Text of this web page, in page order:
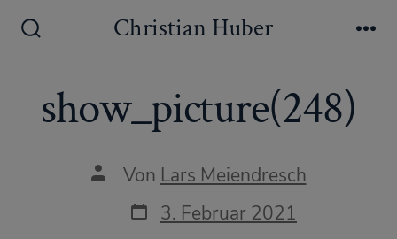
Inhalt
Christian Huber
show_picture(248)
Autor
Beitrags
Von Lars Meiendresch
Datum
des
3. Februar 2021